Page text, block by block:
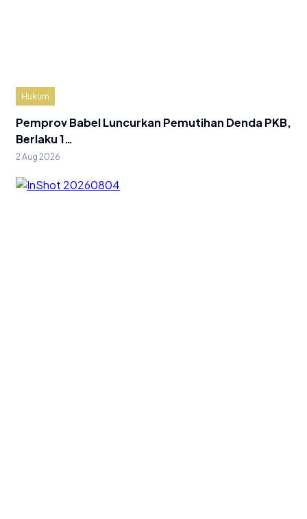
Hukum
Pemprov Babel Luncurkan Pemutihan Denda PKB,
Berlaku 1…
2 Aug 2026